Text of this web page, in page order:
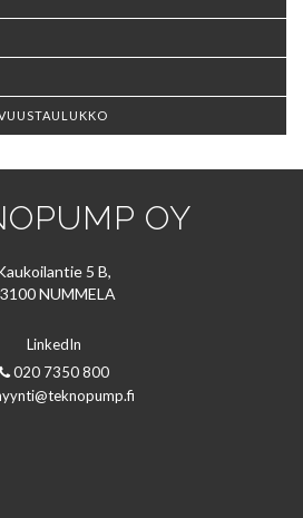
OY
5 B,
NUMMELA
LinkedIn
020 7350 800